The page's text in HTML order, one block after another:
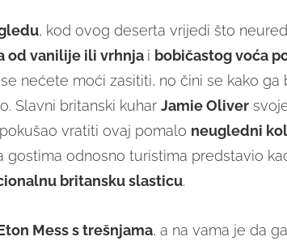
, kod ovog deserta vrijedi što
od vanilije ili vrhnja i bobičastog voća
nećete moći zasititi, no čini se kako ga
Slavni britanski kuhar Jamie Oliver
vratiti ovaj pomalo neugledni
gostima odnosno turistima predstavio
britansku slasticu.
Mess s trešnjama, a na vama je da ga